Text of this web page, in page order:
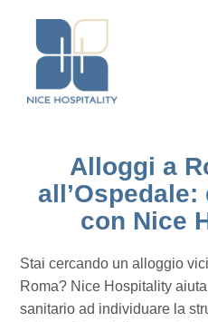
Alloggi a
con Nice
Stai cercando un alloggio
Roma? Nice Hospitality
sanitario ad individuare la